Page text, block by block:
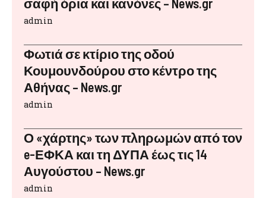
admin
Φωτιά σε κτίριο της οδού
Κουμουνδούρου στο κέντρο της
Αθήνας – News.gr
admin
Ο «χάρτης» των πληρωμών από τον
e-ΕΦΚΑ και τη ΔΥΠΑ έως τις 14
Αυγούστου – News.gr
admin